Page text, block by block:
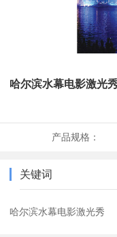
哈尔滨水幕电影激光
产品规格：
关键词
哈尔滨水幕电影激光秀